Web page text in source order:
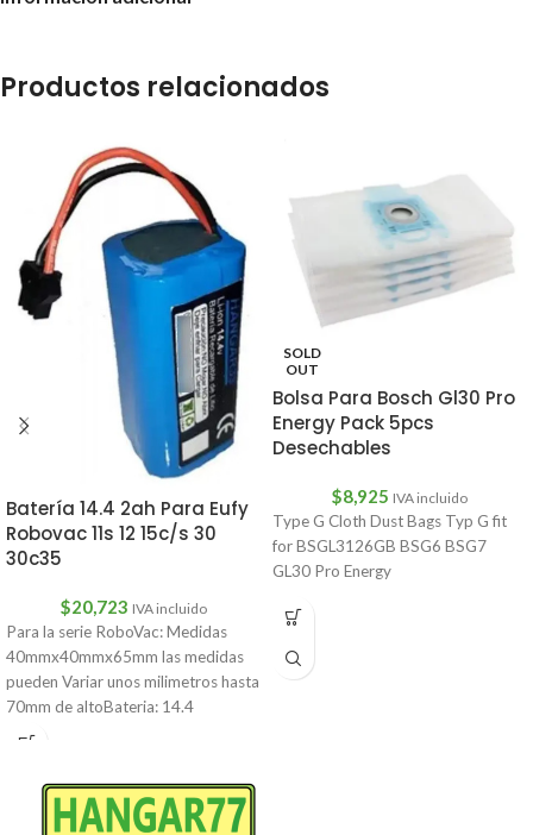
Productos relacionados
Batería 14.4 2ah Para Eufy
Robovac 11s 12 15c/s 30
30c35
$20,723 IVA incluido
Para la serie RoboVac: Medidas
40mmx40mmx65mm las medidas
pueden Variar unos milimetros hasta
70mm de altoBateria: 14.4
2000mAhEufy RoboVac 11
SOLD
OUT
Bolsa Para Bosch Gl30 Pro
Energy Pack 5pcs
Desechables
$8,925 IVA incluido
Type G Cloth Dust Bags Typ G fit
for BSGL3126GB BSG6 BSG7
GL30 Pro Energy